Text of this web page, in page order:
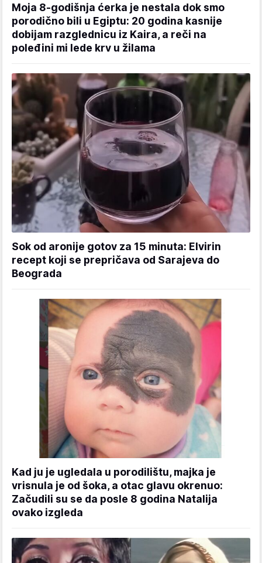
Moja 8-godišnja ćerka je nestala dok smo
porodično bili u Egiptu: 20 godina kasnije
dobijam razglednicu iz Kaira, a reči na
poleđini mi lede krv u žilama
Sok od aronije gotov za 15 minuta: Elvirin
recept koji se prepričava od Sarajeva do
Beograda
Kad ju je ugledala u porodilištu, majka je
vrisnula je od šoka, a otac glavu okrenuo:
Začudili su se da posle 8 godina Natalija
ovako izgleda